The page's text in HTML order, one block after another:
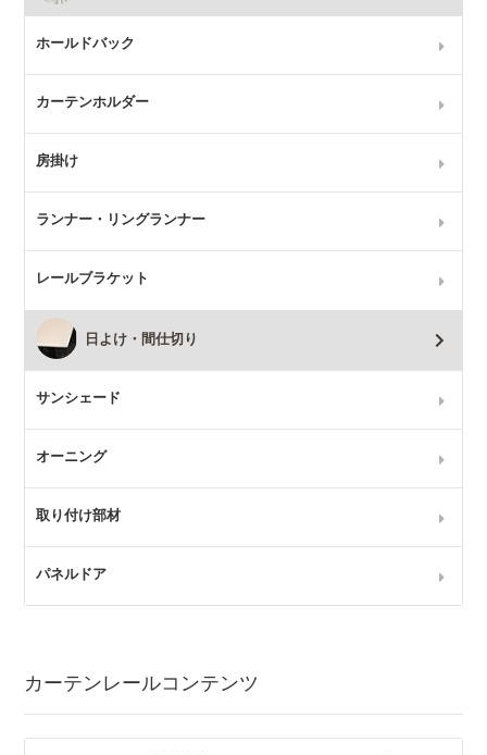
ホールドバック
カーテンホルダー
房掛け
ランナー・リングランナー
レールブラケット
日よけ・間仕切り
サンシェード
オーニング
取り付け部材
パネルドア
カーテンレールコンテンツ